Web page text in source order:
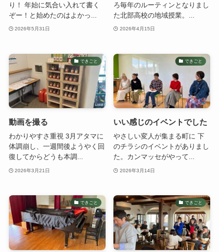
り！ 年始に気合い入れて書く
ぞー！と始めたのはよかっ...
2026年5月31日
ろ毎年のルーティンとなりまし
た北部高校の地域授業。...
2026年4月15日
できごと
動画を撮る
わかりやすさ重視 3月アタマに
体調崩し、一週間後ようやく回
復してからどうも本調...
2026年3月21日
できごと
いい感じのイベントでした
やさしい変人が集まる町に 下
のチラシのイベントがありまし
た。カンマッセがやって...
2026年3月14日
できごと できごと